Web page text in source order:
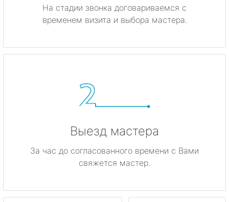
На стадии звонка договариваемся с
временем визита и выбора мастера.
Выезд мастера
За час до согласованного времени с Вами
свяжется мастер.